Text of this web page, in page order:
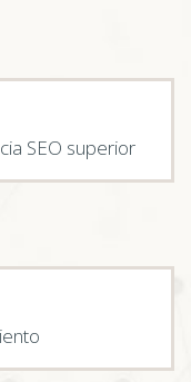
SEO superior